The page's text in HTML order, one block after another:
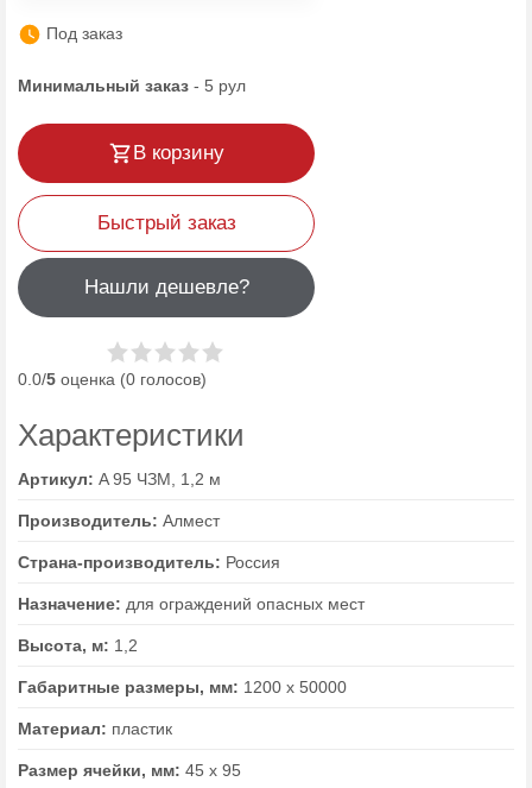
Под заказ
Минимальный заказ - 5 рул
В корзину
Быстрый заказ
Нашли дешевле?
0.0/5 оценка (0 голосов)
Характеристики
Артикул: A 95 ЧЗМ, 1,2 м
Производитель: Алмест
Страна-производитель: Россия
Назначение: для ограждений опасных мест
Высота, м: 1,2
Габаритные размеры, мм: 1200 х 50000
Материал: пластик
Размер ячейки, мм: 45 х 95